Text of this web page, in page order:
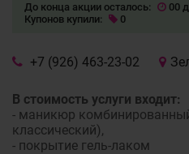
До конца акции осталось:
00
Купонов купили:
0
+7 (926) 463-23-02
В стоимость услуги входит:
- маникюр
классический),
- покрытие гель-лаком